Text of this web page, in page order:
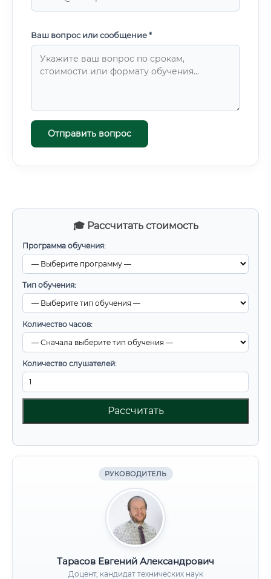
🎓 Рассчитать стоимость
Программа обучения:
Тип обучения:
Количество часов:
Количество слушателей:
Рассчитать
РУКОВОДИТЕЛЬ
Тарасов Евгений Александрович
Доцент, кандидат технических наук
Ваш вопрос или сообщение *
Отправить вопрос